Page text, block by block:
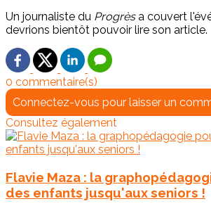
Un journaliste du Progrèsa couvert
devrions bientôt pouvoir lire son article.
0 commentaire(s)
Connectez-vous pour laisser un
Consultez également
Flavie Maza : la
des enfants jusqu'aux seniors !